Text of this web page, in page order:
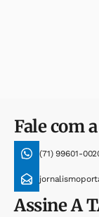
Fale com
(71) 99601-
AssineA